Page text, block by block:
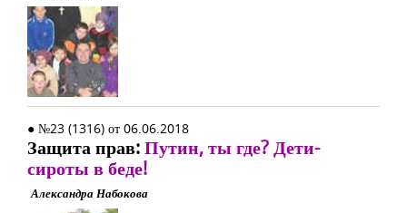
● №23 (1316) от 06.06.2018
Защита прав:Путин, ты где? Дети-
сироты в беде!
Александра Набокова